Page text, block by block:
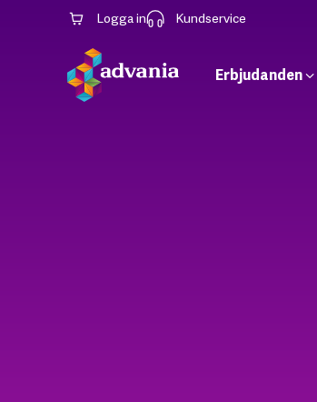
Logga in Kundservice
Erbjudanden